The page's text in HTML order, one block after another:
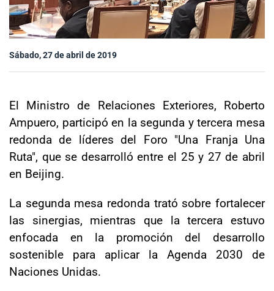
Sala de prensa
modo claro
Sábado, 27 de abril de 2019
El Ministro de Relaciones Exteriores, Roberto
Ampuero, participó en la segunda y tercera mesa
redonda de líderes del Foro "Una Franja Una
Ruta", que se desarrolló entre el 25 y 27 de abril
en Beijing.
La segunda mesa redonda trató sobre fortalecer
las sinergias, mientras que la tercera estuvo
enfocada en la promoción del desarrollo
sostenible para aplicar la Agenda 2030 de
Naciones Unidas.